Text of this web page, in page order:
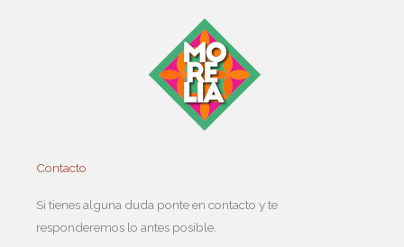
Contacto
Si tienes alguna duda ponte en contacto y te
responderemos lo antes posible.